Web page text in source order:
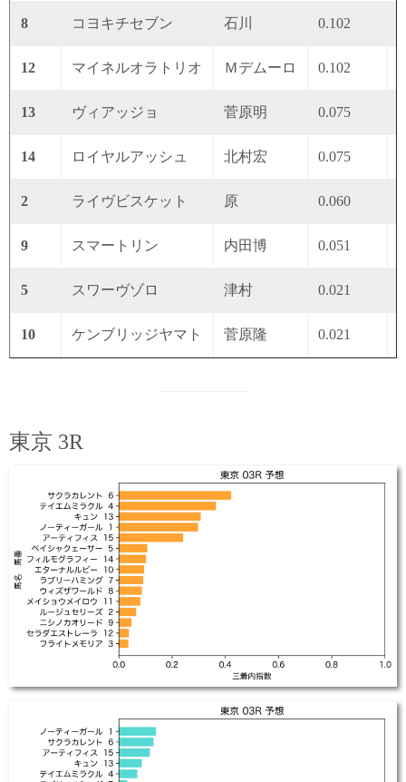
8 コヨキチセブン 石川 0.102
12 マイネルオラトリオ Ｍデムーロ 0.102
13 ヴィアッジョ 菅原明 0.075
14 ロイヤルアッシュ 北村宏 0.075
2 ライヴビスケット 原 0.060
9 スマートリン 内田博 0.051
5 スワーヴゾロ 津村 0.021
10 ケンブリッジヤマト 菅原隆 0.021
東京 3R